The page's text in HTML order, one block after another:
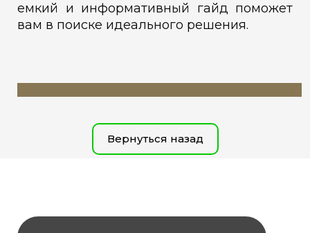
емкий и информативный гайд поможет
вам в поиске идеального решения.
Вернуться назад